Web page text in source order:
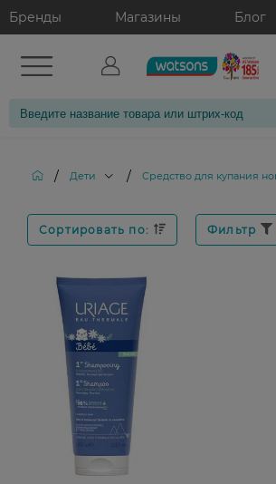
Бренды Магазины Блог
/ Дети / Cредство для купания
Сортировать по: Фильтр